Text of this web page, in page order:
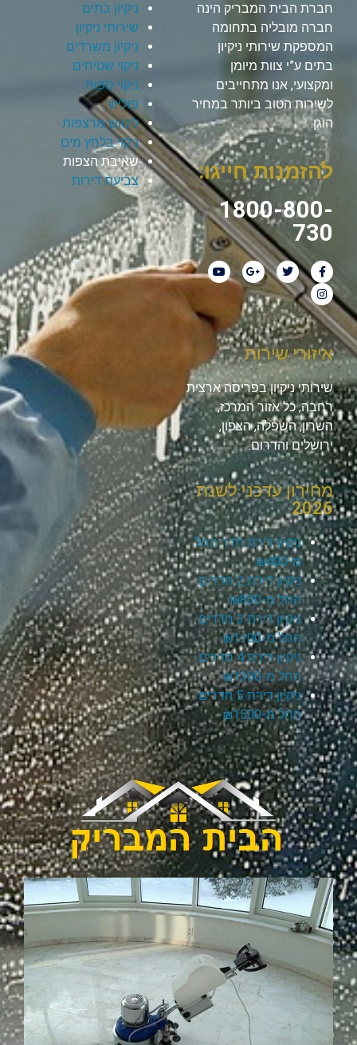
חברת הבית המבריק הינה
חברה מובליה בתחומה
המספקת שירותי ניקיון
בתים ע”י צוות מיומן
ומקצועי, אנו מתחייבים
לשירות הטוב ביותר במחיר
הוגן.
להזמנות חייגו:
1800-800-
730
ניקיון בתים
שירותי ניקיון
ניקיון משרדים
ניקוי שטיחים
ניקוי ספות
פוליש
ליטוש מרצפות
ניקוי בלחץ מים
שאיבת הצפות
צביעת דירות
איזורי שירות
שירותי ניקיון בפריסה ארצית
רחבה, כל אזור המרכז,
השרון, השפלה, הצפון,
ירושלים והדרום.
מחירון עדכני לשנת
2026
ניקיון דירת חדר החל
מ-₪400
ניקיון דירת 2 חדרים
החל מ-₪800
ניקיון דירת 3 חדרים
החל מ-₪1100
ניקיון דירת 4 חדרים
החל מ-₪1300
ניקיון דירת 5 חדרים
החל מ-₪1500